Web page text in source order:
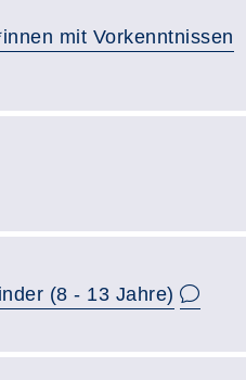
mit Vorkenntnissen
(8 - 13 Jahre)